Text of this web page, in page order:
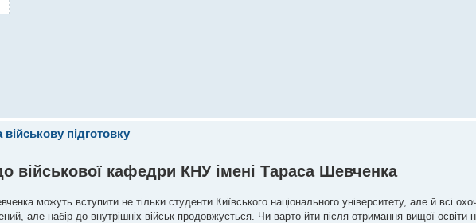
підготовку
військової кафедри КНУ імені Тараса Шевченка
можуть вступити не тільки студенти Київського національного університету, але й всі
але набір до внутрішніх військ продовжується. Чи варто йти після отримання вищої освіти